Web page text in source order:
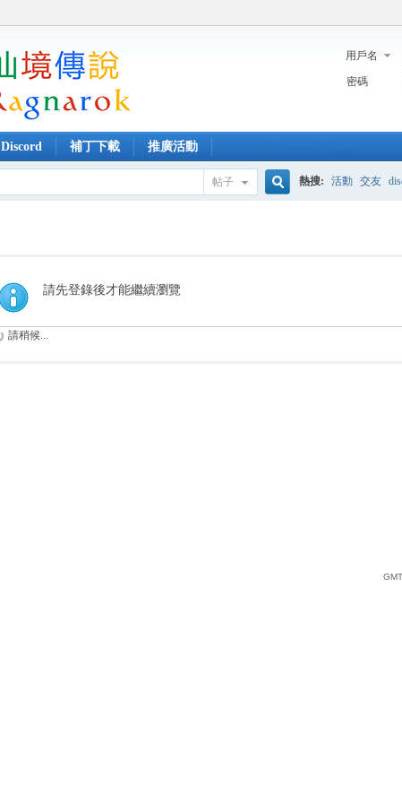
用戶名
密碼
Discord 補丁下載 推廣活動
帖子 熱搜: 活動 交友
請先登錄後才能繼續瀏覽
請稍候...